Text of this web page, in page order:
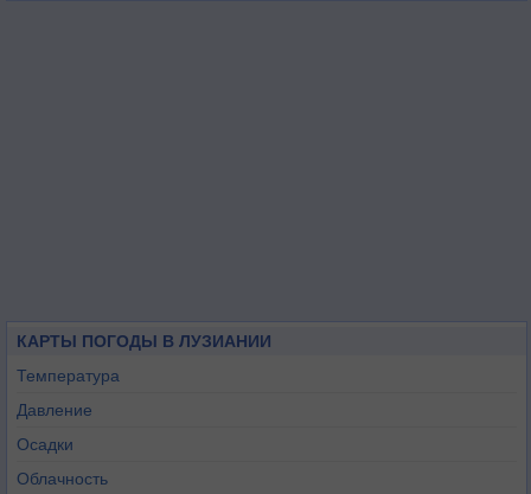
КАРТЫ ПОГОДЫ В ЛУЗИАНИИ
Температура
Давление
Осадки
Облачность